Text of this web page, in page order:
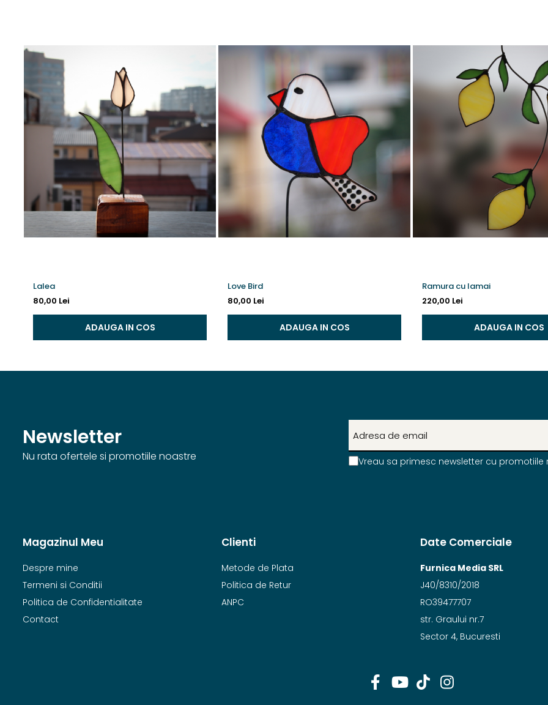
Lalea
80,00 Lei
ADAUGA IN COS
Love Bird
80,00 Lei
ADAUGA IN COS
Ramura cu lamai
220,00 Lei
ADAUGA IN COS
Newsletter
Nu rata ofertele si promotiile noastre Vreau sa primesc newsletter cu promotiile
Magazinul Meu
Despre mine
Termeni si Conditii
Politica de Confidentialitate
Contact
Clienti
Metode de Plata
Politica de Retur
ANPC
Date Comerciale
Furnica Media SRL
J40/8310/2018
RO39477707
str. Graului nr.7
Sector 4, Bucuresti